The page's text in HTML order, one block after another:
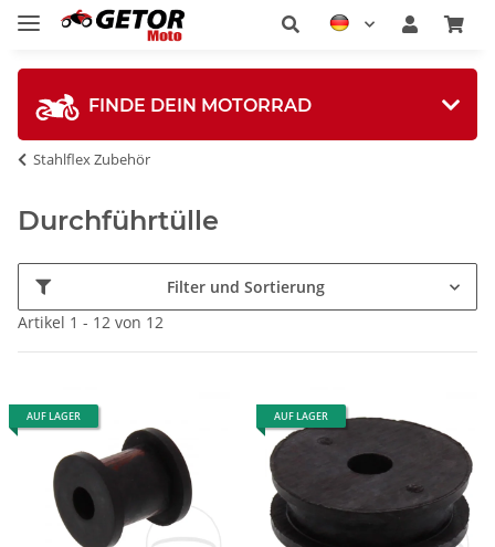
FINDE DEIN MOTORRAD
Stahlflex Zubehör
Durchführtülle
Filter und Sortierung
Artikel 1 - 12 von 12
AUF LAGER AUF LAGER